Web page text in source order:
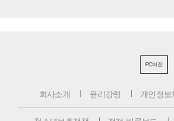
PC버전
회사소개 윤리강령 개인정보